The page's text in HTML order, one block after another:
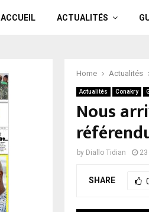
ACCUEIL ACTUALITÉS
Home Actualités
Actualités Conakry
Nous
by Diallo Tidian
SHARE